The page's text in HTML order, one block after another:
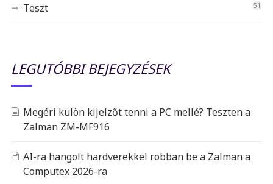
Teszt 51
LEGUTÓBBI BEJEGYZÉSEK
Megéri külön kijelzőt tenni a PC mellé? Teszten a
Zalman ZM-MF916
AI-ra hangolt hardverekkel robban be a Zalman a
Computex 2026-ra